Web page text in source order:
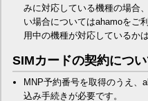
みに対応している機種の場合
い場合についてはahamoをご
用中の機種が対応しているか
SIMカードの契約につ
MNP予約番号を取得のうえ、
込み手続きが必要です。